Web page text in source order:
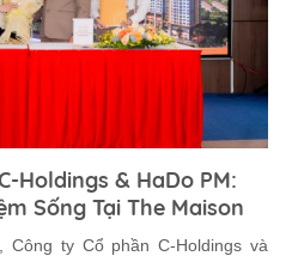
Holdings & HaDo PM:
Sống Tại The Maison
Công ty Cổ phần C-Holdings và